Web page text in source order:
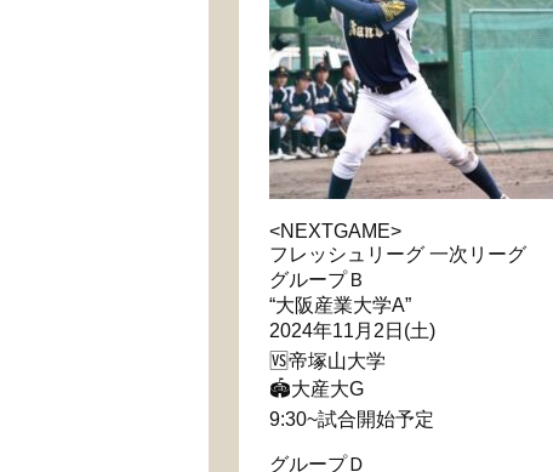
<NEXTGAME>
フレッシュリーグ 一次リーグ
グループＢ
“大阪産業大学A”
2024年11月2日(土)
🆚帝塚山大学
🏟大産大G
9:30~試合開始予定
グループＤ